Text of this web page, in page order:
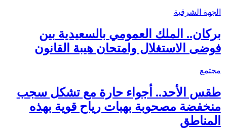
الجهة الشرقية
بركان.. الملك العمومي بالسعيدية بين
فوضى الاستغلال وامتحان هيبة القانون
مجتمع
طقس الأحد.. أجواء حارة مع تشكل سجب
منخفضة مصحوبة بهبات رياح قوية بهذه
المناطق